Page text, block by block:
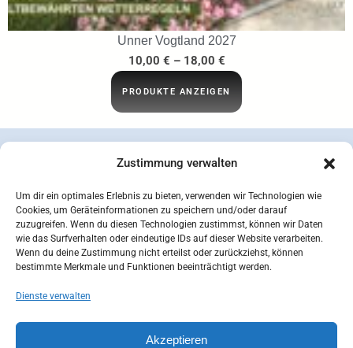
Zustimmung verwalten
Um dir ein optimales Erlebnis zu bieten, verwenden wir Technologien wie
Cookies, um Geräteinformationen zu speichern und/oder darauf
zuzugreifen. Wenn du diesen Technologien zustimmst, können wir Daten
wie das Surfverhalten oder eindeutige IDs auf dieser Website verarbeiten.
Wenn du deine Zustimmung nicht erteilst oder zurückziehst, können
bestimmte Merkmale und Funktionen beeinträchtigt werden.
Dienste verwalten
Akzeptieren
Unner Vogtland 2027
10,00 € – 18,00 €
PRODUKTE ANZEIGEN
Datenschutzerklärung Zahlungsarten Versandarten
AGB Impressum